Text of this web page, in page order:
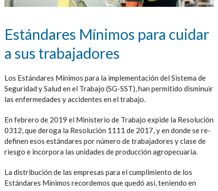
Estándares Mínimos para cuidar
a sus trabajadores
Los Estándares Mínimos para la implementación del Sistema de
Seguridad y Salud en el Trabajo (SG-SST), han permitido disminuir
las enfermedades y accidentes en el trabajo.
En febrero de 2019 el Ministerio de Trabajo expide la Resolución
0312, que deroga la Resolución 1111 de 2017, y en donde se re-
definen esos estándares por número de trabajadores y clase de
riesgo e incorpora las unidades de producción agropecuaria.
La distribución de las empresas para el cumplimiento de los
Estándares Mínimos recordemos que quedó así, teniendo en